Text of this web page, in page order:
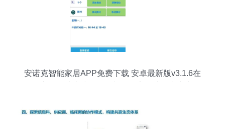
安诺克智能家居APP免费下载 安卓最新版v3.1.6在